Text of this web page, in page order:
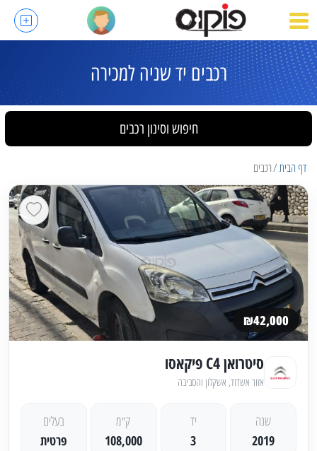
רכבים יד שניה למכירה
חיפוש וסינון רכבים
דף הבית רכבים
₪42,000
סיטרואן C4 פיקאסו
אזור אשדוד, אשקלון והסביבה
שנה
2019
יד
3
ק״מ
108,000
בעלים
פרטית